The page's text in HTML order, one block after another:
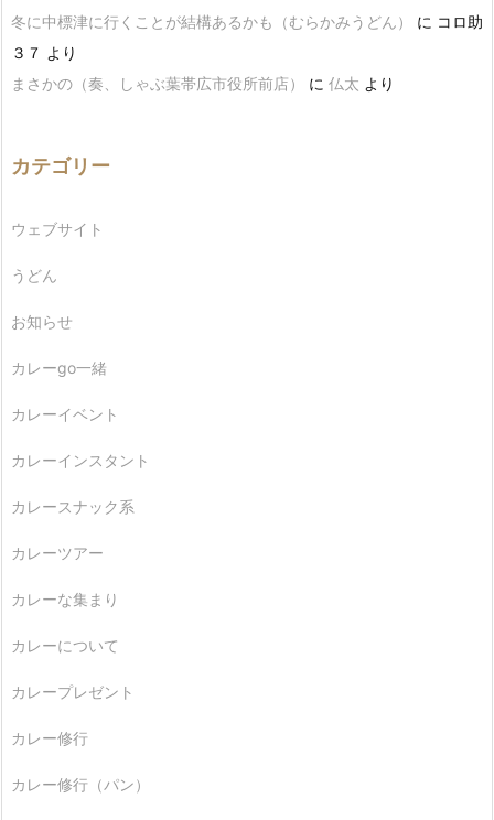
冬に中標津に行くことが結構あるかも（むらかみうどん） に コロ助
３７ より
まさかの（奏、しゃぶ葉帯広市役所前店）
に 仏太 より
カテゴリー
ウェブサイト
うどん
お知らせ
カレーgo一緒
カレーイベント
カレーインスタント
カレースナック系
カレーツアー
カレーな集まり
カレーについて
カレープレゼント
カレー修行
カレー修行（パン）